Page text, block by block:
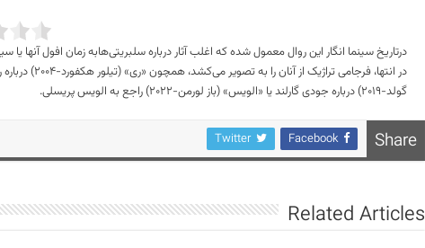
درتاریخ سینما انگار این روال معمول شده که اغلب آثار درباره سلبریتی‌هابه زمان افول آنها
در انتها، فرجامی
گولد-۲۰۱۹) درباره جودی گارلند یا «الویس» (باز لورمن-۲۰۲۲) راجع به الویس پریسلی‌.
Share
Facebook
Twitter
Related Articles